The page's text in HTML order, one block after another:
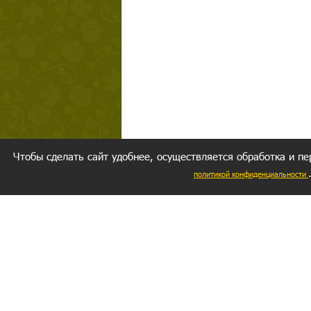
Чтобы сделать сайт удобнее, осуществляется обработка и
политикой конфиденциальности